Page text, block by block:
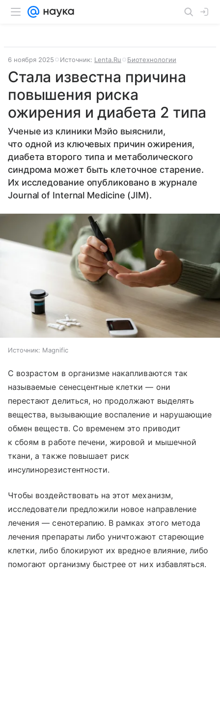
6 ноября 2025 Источник: Lenta.Ru Биотехнологии
Стала известна причина
повышения риска
ожирения и диабета 2 типа
Ученые из клиники Мэйо выяснили,
что одной из ключевых причин ожирения,
диабета второго типа и метаболического
синдрома может быть клеточное старение.
Их исследование опубликовано в журнале
Journal of Internal Medicine (JIM).
Источник: Magnific
С возрастом в организме накапливаются так
называемые сенесцентные клетки — они
перестают делиться, но продолжают выделять
вещества, вызывающие воспаление и нарушающие
обмен веществ. Со временем это приводит
к сбоям в работе печени, жировой и мышечной
ткани, а также повышает риск
инсулинорезистентности.
Чтобы воздействовать на этот механизм,
исследователи предложили новое направление
лечения — сенотерапию. В рамках этого метода
лечения препараты либо уничтожают стареющие
клетки, либо блокируют их вредное влияние, либо
помогают организму быстрее от них избавляться.